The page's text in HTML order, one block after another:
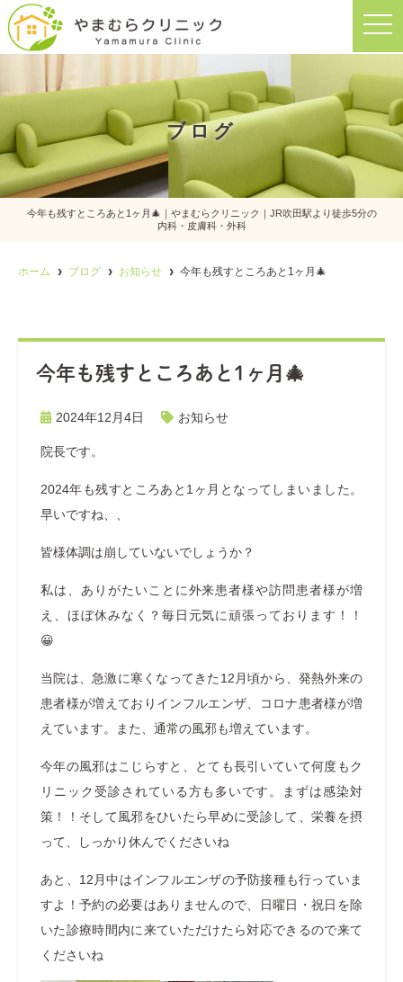
t
o
l
a
v
a
i
ブログ
今年も残すところあと1ヶ月🎄｜やまむらクリニック｜JR吹田駅より徒歩5分の
内科・皮膚科・外科
ホーム ブログ お知らせ 今年も残すところあと1ヶ月🎄
今年も残すところあと1ヶ月🎄
2024年12月4日 お知らせ
院長です。
2024年も残すところあと1ヶ月となってしまいました。
早いですね、、
皆様体調は崩していないでしょうか？
私は、ありがたいことに外来患者様や訪問患者様が増
え、ほぼ休みなく？毎日元気に頑張っております！！
😀
当院は、急激に寒くなってきた12月頃から、発熱外来の
患者様が増えておりインフルエンザ、コロナ患者様が増
えています。また、通常の風邪も増えています。
今年の風邪はこじらすと、とても長引いていて何度もク
リニック受診されている方も多いです。まずは感染対
策！！そして風邪をひいたら早めに受診して、栄養を摂
って、しっかり休んでくださいね
あと、12月中はインフルエンザの予防接種も行っていま
すよ！予約の必要はありませんので、日曜日・祝日を除
いた診療時間内に来ていただけたら対応できるので来て
くださいね